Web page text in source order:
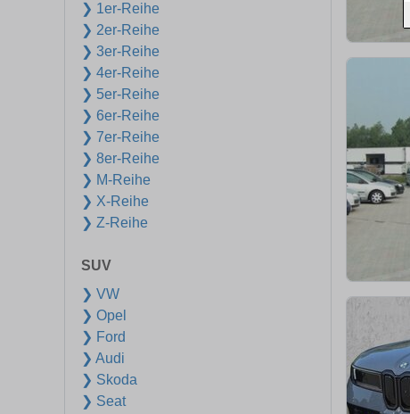
❯ 1er-Reihe
❯ 2er-Reihe
❯ 3er-Reihe
❯ 4er-Reihe
❯ 5er-Reihe
❯ 6er-Reihe
❯ 7er-Reihe
❯ 8er-Reihe
❯ M-Reihe
❯ X-Reihe
❯ Z-Reihe
SUV
❯ VW
❯ Opel
❯ Ford
❯ Audi
❯ Skoda
❯ Seat